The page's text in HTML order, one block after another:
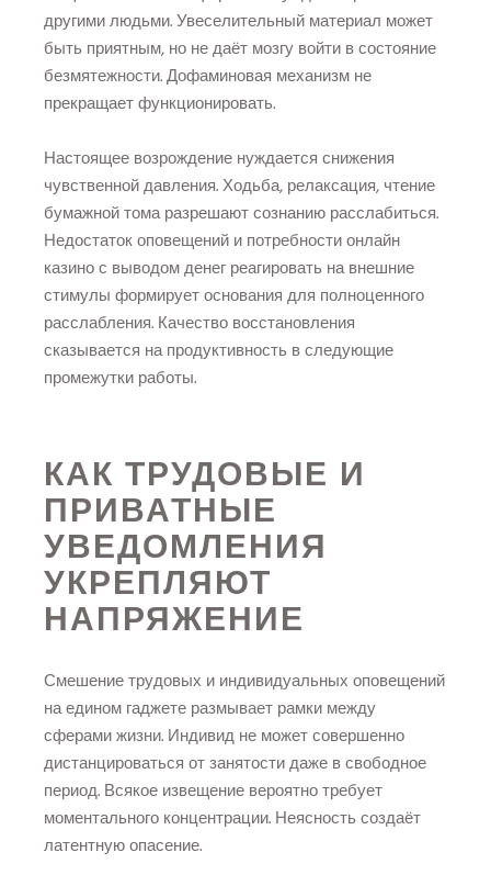
другими людьми. Увеселительный материал может
быть приятным, но не даёт мозгу войти в состояние
безмятежности. Дофаминовая механизм не
прекращает функционировать.
Настоящее возрождение нуждается снижения
чувственной давления. Ходьба, релаксация, чтение
бумажной тома разрешают сознанию расслабиться.
Недостаток оповещений и потребности онлайн
казино с выводом денег реагировать на внешние
стимулы формирует основания для полноценного
расслабления. Качество восстановления
сказывается на продуктивность в следующие
промежутки работы.
КАК ТРУДОВЫЕ И
ПРИВАТНЫЕ
УВЕДОМЛЕНИЯ
УКРЕПЛЯЮТ
НАПРЯЖЕНИЕ
Смешение трудовых и индивидуальных оповещений
на едином гаджете размывает рамки между
сферами жизни. Индивид не может совершенно
дистанцироваться от занятости даже в свободное
период. Всякое извещение вероятно требует
моментального концентрации. Неясность создаёт
латентную опасение.